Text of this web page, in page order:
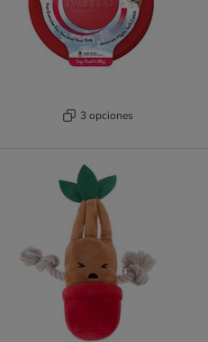
3 opciones